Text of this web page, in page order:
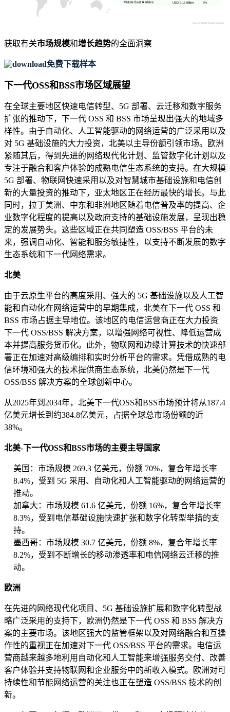
9%
USD 9.12 Billion
获取有关市场规模和增长趋势的全面洞察
免费下载样本
下一代OSS和BSS市场区域展望
在全球主要地区快速电信转型、5G 部署、云迁移和数字服务
扩张的推动下，下一代 OSS 和 BSS 市场呈现出强大的地域多
样性。由于自动化、人工智能驱动的网络运营的广泛采用以及
对 5G 基础设施的大力投资，北美以主导份额引领市场。欧洲
紧随其后，得到先进的网络现代化计划、监管数字化计划以及
专注于融合和客户体验的成熟电信生态系统的支持。在大规模
5G 部署、物联网快速采用以及对智慧城市基础设施和电信创
新的大量投资的推动下，亚太地区正在经历最快的增长。与此
同时，拉丁美洲、中东和非洲地区随着电信普及率的提高、企
业数字化程度的提高以及政府支持的基础设施发展，呈现出稳
定的发展势头。这些区域正在共同塑造 OSS/BSS 平台的未
来，强调自动化、智能和服务敏捷性，以支持不断发展的数字
生态系统和下一代网络需求。
北美
由于云原生平台的高度采用、强大的 5G 基础设施以及人工智
能和自动化在网络运营中的早期集成，北美在下一代 OSS 和
BSS 市场占据主导地位。该地区的电信运营商正在大力投资
下一代 OSS/BSS 解决方案，以增强网络可视性、降低运营成
本并提高服务货币化。此外，物联网和边缘计算技术的快速部
署正在加速对高级编排和实时分析平台的需求。凭借成熟的电
信环境和强大的技术提供商生态系统，北美仍然是下一代
OSS/BSS 解决方案的全球创新中心。
从2025年到2034年，北美下一代OSS和BSS市场预计将从187.4
亿美元增长到约384.8亿美元，占据全球总市场份额的近
38%。
北美-下一代OSS和BSS市场的主要主导国家
美国：市场规模 269.3 亿美元，份额 70%，复合年增长率
8.4%，受到 5G 采用、自动化和人工智能驱动的网络运营的
推动。
加拿大：市场规模 61.6 亿美元，份额 16%，复合年增长率
8.3%，受到电信基础设施快速扩张和数字化转型举措的支
持。
墨西哥：市场规模 30.7 亿美元，份额 8%，复合年增长率
8.2%，受到不断增长的移动渗透率和电信网络云迁移的推
动。
欧洲
在先进的网络现代化项目、5G 基础设施扩展和数字化转型战
略广泛采用的支持下，欧洲仍然是下一代 OSS 和 BSS 解决方
案的主要市场。该地区强大的监管框架以及对网络融合和互操
作性的重视正在加速对下一代 OSS/BSS 平台的需求。电信运
营商越来越多地利用自动化和人工智能来增强服务交付、改善
客户体验并支持物联网和企业服务中的新收入模式。欧洲对可
持续性和节能网络运营的关注也正在塑造 OSS/BSS 技术的创
新。